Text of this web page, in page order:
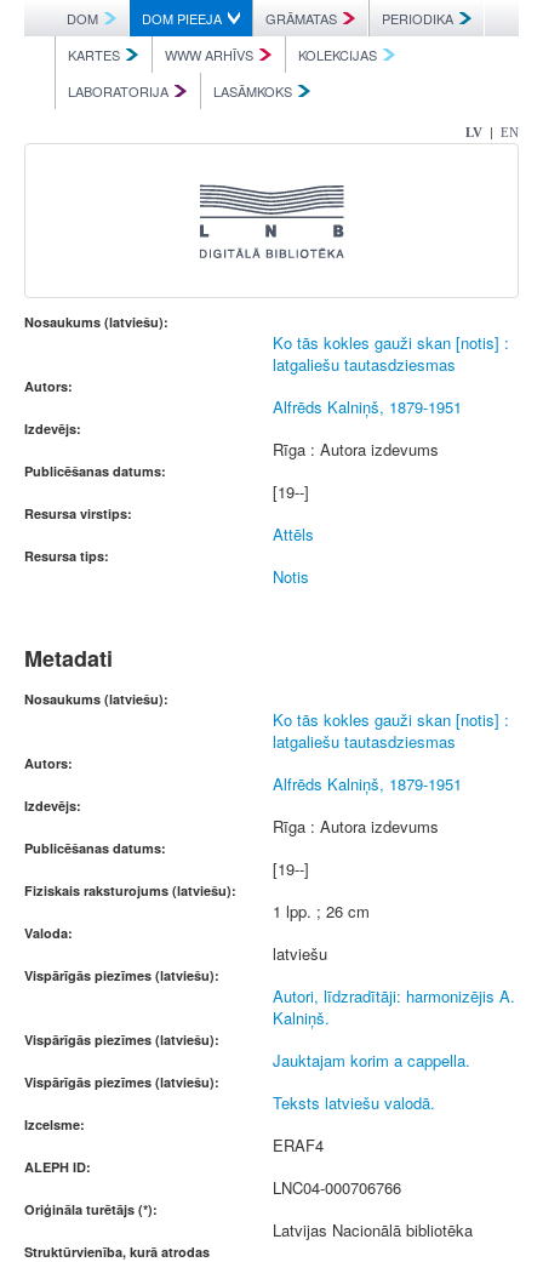
DOM DOM PIEEJA GRĀMATAS
PERIODIKA
KARTES
WWW ARHĪVS
KOLEKCIJAS
LABORATORIJA
LASĀMKOKS
LV | EN
Nosaukums (latviešu):
Ko tās kokles gauži skan [notis] :
latgaliešu tautasdziesmas
Autors:
Alfrēds Kalniņš, 1879-1951
Izdevējs:
Rīga : Autora izdevums
Publicēšanas datums:
[19--]
Resursa virstips:
Attēls
Resursa tips:
Notis
Metadati
Nosaukums (latviešu):
Ko tās kokles gauži skan [notis] :
latgaliešu tautasdziesmas
Autors:
Alfrēds Kalniņš, 1879-1951
Izdevējs:
Rīga : Autora izdevums
Publicēšanas datums:
[19--]
Fiziskais raksturojums (latviešu):
1 lpp. ; 26 cm
Valoda:
latviešu
Vispārīgās piezīmes (latviešu):
Autori, līdzradītāji: harmonizējis A.
Kalniņš.
Vispārīgās piezīmes (latviešu):
Jauktajam korim a cappella.
Vispārīgās piezīmes (latviešu):
Teksts latviešu valodā.
Izcelsme:
ERAF4
ALEPH ID:
LNC04-000706766
Oriģināla turētājs (*):
Latvijas Nacionālā bibliotēka
Struktūrvienība, kurā atrodas